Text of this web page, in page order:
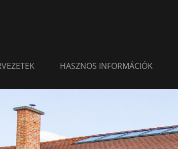
HASZNOS INFORMÁCIÓK